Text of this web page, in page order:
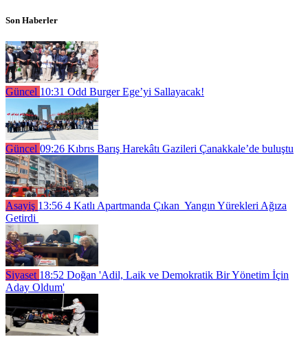
Son Haberler
Güncel 10:31 Odd Burger Ege’yi Sallayacak!
Güncel 09:26 Kıbrıs Barış Harekâtı Gazileri Çanakkale’de buluştu
Asayiş 13:56 4 Katlı Apartmanda Çıkan Yangın Yürekleri Ağıza
Getirdi
Siyaset 18:52 Doğan 'Adil, Laik ve Demokratik Bir Yönetim İçin
Aday Oldum'